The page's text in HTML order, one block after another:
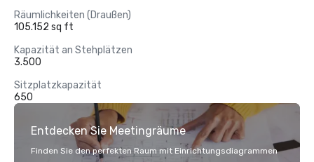
Räumlichkeiten (Draußen)
105.152 sq ft
Kapazität an Stehplätzen
3.500
Sitzplatzkapazität
650
Entdecken Sie Meetingräume
Finden Sie den perfekten Raum mit Einrichtungsdiagrammen